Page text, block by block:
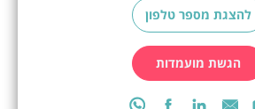
להצגת מספר טלפון
הגשת מועמדות